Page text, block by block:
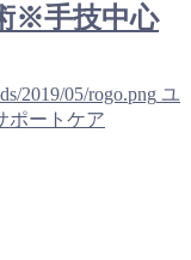
※手技中心
2019/05/rogo.png ユ
ポートケア